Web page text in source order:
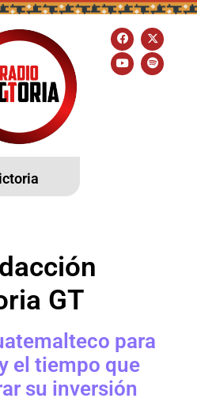
GT
para
el tiempo que
su inversión